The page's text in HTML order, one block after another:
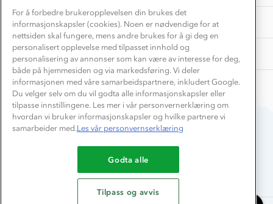
TIPS OG RÅD
Beredskap
AKTIVITETER
Barnehageansatt
Tips til hyttetur
Du betaler enkelt med
For å forbedre brukeropplevelsen din brukes det
informasjonskapsler (cookies). Noen er nødvendige for at
nettsiden skal fungere, mens andre brukes for å gi deg en
personalisert opplevelse med tilpasset innhold og
personalisering av annonser som kan være av interesse for deg,
både på hjemmesiden og via markedsføring. Vi deler
informasjonen med våre samarbeidspartnere, inkludert Google.
Du velger selv om du vil godta alle informasjonskapsler eller
tilpasse innstillingene. Les mer i vår personvernerklæring om
hvordan vi bruker informasjonskapsler og hvilke partnere vi
samarbeider med.Les vår personvernserklæring
Godta alle
Tilpass og avvis